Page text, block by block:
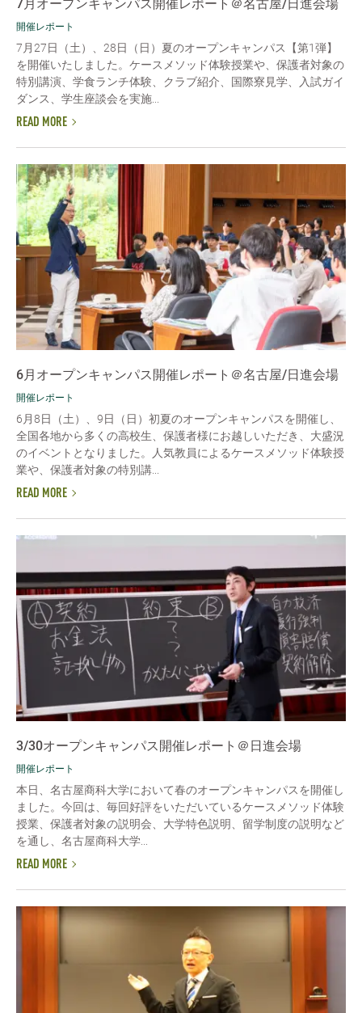
7月オープンキャンパス開催レポート＠名古屋/日進会場
開催レポート
7月27日（土）、28日（日）夏のオープンキャンパス【第1弾】
を開催いたしました。ケースメソッド体験授業や、保護者対象の
特別講演、学食ランチ体験、クラブ紹介、国際寮見学、入試ガイ
ダンス、学生座談会を実施...
READ MORE
6月オープンキャンパス開催レポート＠名古屋/日進会場
開催レポート
6月8日（土）、9日（日）初夏のオープンキャンパスを開催し、
全国各地から多くの高校生、保護者様にお越しいただき、大盛況
のイベントとなりました。人気教員によるケースメソッド体験授
業や、保護者対象の特別講...
READ MORE
3/30オープンキャンパス開催レポート＠日進会場
開催レポート
本日、名古屋商科大学において春のオープンキャンパスを開催し
ました。今回は、毎回好評をいただいているケースメソッド体験
授業、保護者対象の説明会、大学特色説明、留学制度の説明など
を通し、名古屋商科大学...
READ MORE